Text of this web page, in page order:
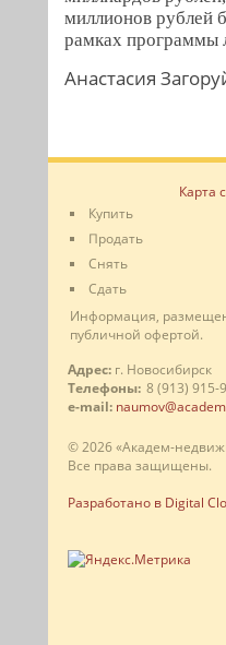
миллионов рублей
рамках программы
Анастасия
Карта
Купить
Продать
Снять
Сдать
Информация,
публичной офертой.
Адрес: г. Новосибирск
Телефоны: 8 (913) 915-
e-mail:
© 2026 «Академ-
Все права защищены.
Разработано в Digital